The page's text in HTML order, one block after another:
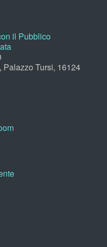
il Pubblico
Palazzo Tursi, 16124